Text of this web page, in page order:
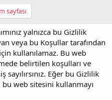
sayfası
yalnızca bu Gizlilik
veya bu Koşullar tarafından
kullanılamaz. Bu web
belirtilen koşulları ve
Eğer bu Gizlilik
bu web sitesini kullanmayı